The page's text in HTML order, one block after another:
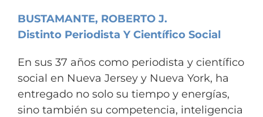
BUSTAMANTE, ROBERTO J.
Distinto Periodista Y Científico Social
En sus 37 años como periodista y científico
social en Nueva Jersey y Nueva York, ha
entregado no solo su tiempo y energías,
sino también su competencia, inteligencia